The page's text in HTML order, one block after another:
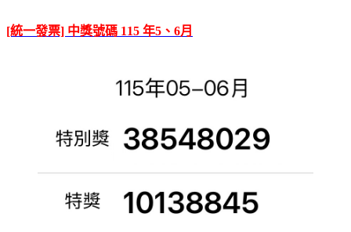
[統一發票] 中獎號碼 115 年5、6月